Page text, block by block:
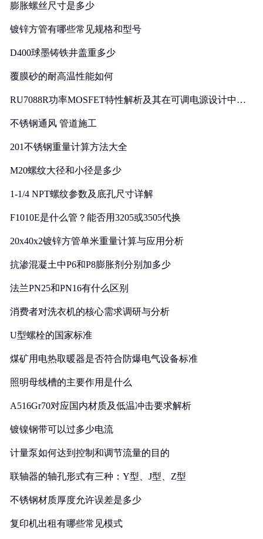
膨胀螺丝尺寸是多少
镀锌方管有哪些常见规格和型号
D400球墨铸铁井盖重多少
覆膜砂的耐高温性能如何
RU7088R功率MOSFET特性解析及其在可调电源设计中的
不锈钢通风 管道施工
201不锈钢重量计算方法大全
M20螺纹大径和小径是多少
1-1/4 NPT螺纹参数及底孔尺寸详解
F1010E是什么管？能否用3205或3505代换
20x40x2镀锌方管单米重量计算与应用分析
抗渗混凝土中P6和P8膨胀剂分别加多少
法兰PN25和PN16有什么区别
消费者对洗衣机的核心需求调研与分析
U型螺栓的国家标准
煤矿用电热取暖器是否符合防爆电气设备标准
照明母线槽的主要作用是什么
A516Gr70对应国内材质及低温冲击要求解析
镀镍钢带可以过多少电流
计量泵如何达到控制和调节流量的目的
联轴器的轴孔形式有三种：Y型、J型、Z型
不锈钢材质厚度允许误差是多少
复印机出租有哪些常见模式